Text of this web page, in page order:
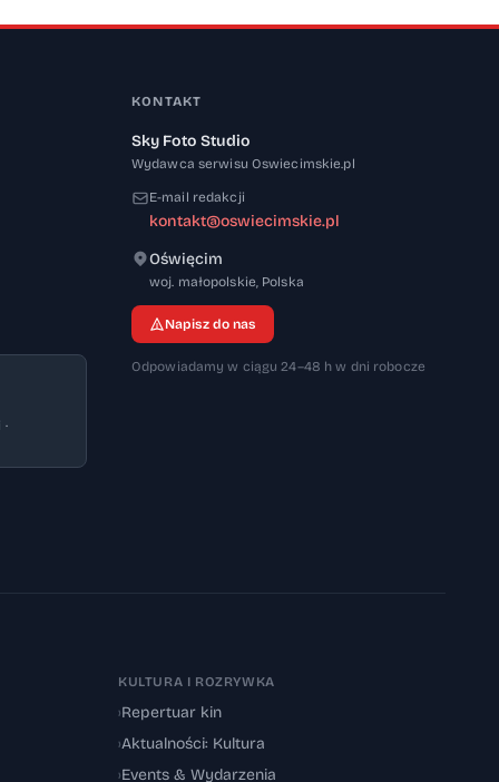
KONTAKT
Sky Foto Studio
Wydawca serwisu Oswiecimskie.pl
E-mail redakcji
kontakt@oswiecimskie.pl
Oświęcim
woj. małopolskie, 32-600
Polska
Napisz do nas
Odpowiadamy w ciągu 24–48 h w dni robocze
KULTURA I ROZRYWKA
›Repertuar kin
›Aktualności: Kultura
›Events & Wydarzenia